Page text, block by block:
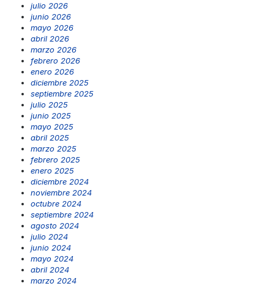
julio 2026
junio 2026
mayo 2026
abril 2026
marzo 2026
febrero 2026
enero 2026
diciembre 2025
septiembre 2025
julio 2025
junio 2025
mayo 2025
abril 2025
marzo 2025
febrero 2025
enero 2025
diciembre 2024
noviembre 2024
octubre 2024
septiembre 2024
agosto 2024
julio 2024
junio 2024
mayo 2024
abril 2024
marzo 2024